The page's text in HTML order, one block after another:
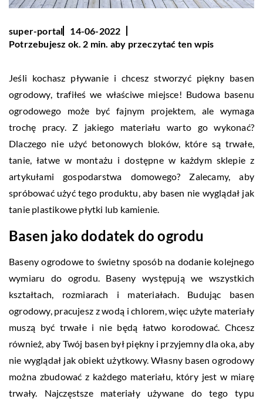
super-portal
14-06-2022
Potrzebujesz ok. 2 min. aby przeczytać ten wpis
Jeśli kochasz pływanie i chcesz stworzyć piękny basen
ogrodowy, trafiłeś we właściwe miejsce! Budowa basenu
ogrodowego może być fajnym projektem, ale wymaga
trochę pracy. Z jakiego materiału warto go wykonać?
Dlaczego nie użyć betonowych bloków, które są trwałe,
tanie, łatwe w montażu i dostępne w każdym sklepie z
artykułami gospodarstwa domowego? Zalecamy, aby
spróbować użyć tego produktu, aby basen nie wyglądał jak
tanie plastikowe płytki lub kamienie.
Basen jako dodatek do ogrodu
Baseny ogrodowe to świetny sposób na dodanie kolejnego
wymiaru do ogrodu. Baseny występują we wszystkich
kształtach, rozmiarach i materiałach. Budując basen
ogrodowy, pracujesz z wodą i chlorem, więc użyte materiały
muszą być trwałe i nie będą łatwo korodować. Chcesz
również, aby Twój basen był piękny i przyjemny dla oka, aby
nie wyglądał jak obiekt użytkowy. Własny basen ogrodowy
można zbudować z każdego materiału, który jest w miarę
trwały. Najczęstsze materiały używane do tego typu